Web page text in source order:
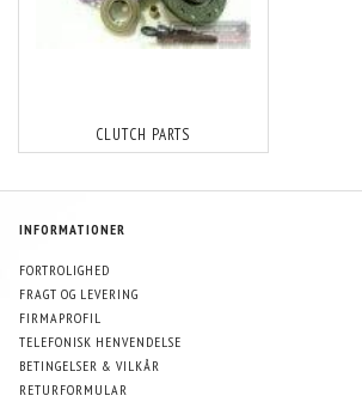
CLUTCH PARTS
INFORMATIONER
FORTROLIGHED
FRAGT OG LEVERING
FIRMAPROFIL
TELEFONISK HENVENDELSE
BETINGELSER & VILKÅR
RETURFORMULAR